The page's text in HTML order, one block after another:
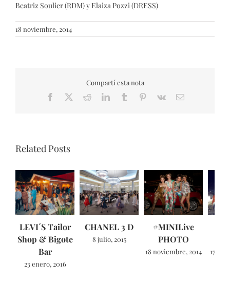
Beatriz Soulier (RDM) y Elaiza Pozzi (DRESS)
18 noviembre, 2014
Compartí esta nota
Facebook RedditLinkedInTumblr Pinterest
Vk Email
Related Posts
LEVI´S Tailor
Shop & Bigote
Bar
23 enero, 2016
CHANEL 3 D
8 julio, 2015
#MINILive
PHOTO
18 noviembre, 2014 17